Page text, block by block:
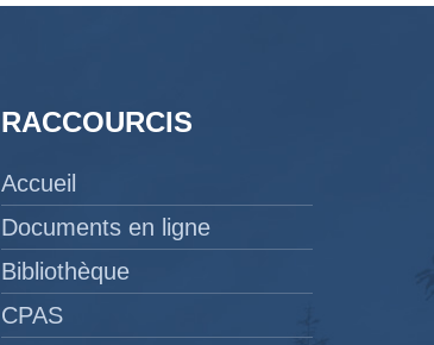
RACCOURCIS
Accueil
Documents en ligne
Bibliothèque
CPAS